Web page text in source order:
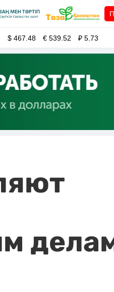
$467.48 €539.52 ₽5.73